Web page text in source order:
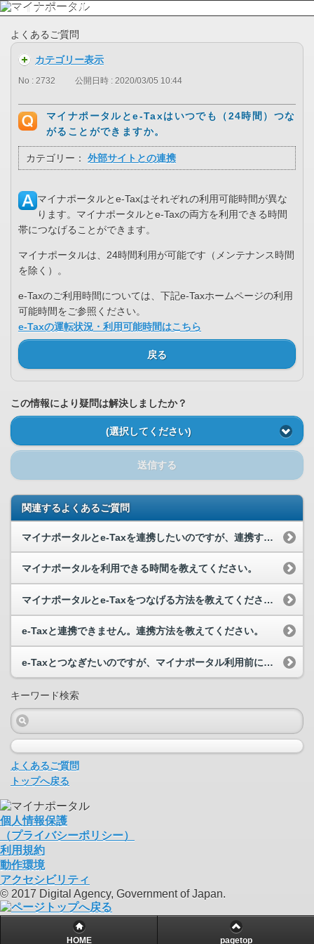
よくあるご質問
カテゴリー表示
No : 2732 公開日時 : 2020/03/05 10:44
マイナポータルとe-Taxはいつでも（24時間）つな
がることができますか。
カテゴリー： 外部サイトとの連携
マイナポータルとe-Taxはそれぞれの利用可能時間が異な
ります。マイナポータルとe-Taxの両方を利用できる時間
帯につなげることができます。
マイナポータルは、24時間利用が可能です（メンテナンス時間
を除く）。
e-Taxのご利用時間については、下記e-Taxホームページの利用
可能時間をご参照ください。
e-Taxの運転状況・利用可能時間はこちら
戻る
この情報により疑問は解決しましたか？
(選択してください)
送信する
関連するよくあるご質問
マイナポータルとe-Taxを連携したいのですが、連携することができません。
マイナポータルを利用できる時間を教えてください。
マイナポータルとe-Taxをつなげる方法を教えてください。
e-Taxと連携できません。連携方法を教えてください。
e-Taxとつなぎたいのですが、マイナポータル利用前にあらかじめe-Taxのユーザー登録（利用...
キーワード検索
よくあるご質問
トップへ戻る
個人情報保護
（プライバシーポリシー）
利用規約
動作環境
アクセシビリティ
© 2017 Digital Agency, Government of Japan.
HOME pagetop